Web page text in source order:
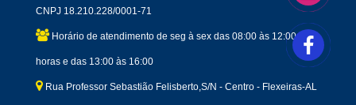
CNPJ 18.210.228/0001-71
Horário de atendimento de seg à sex das 08:00 às 12:00
horas e das 13:00 às 16:00
Rua Professor Sebastião Felisberto,S/N - Centro - Flexeiras-AL